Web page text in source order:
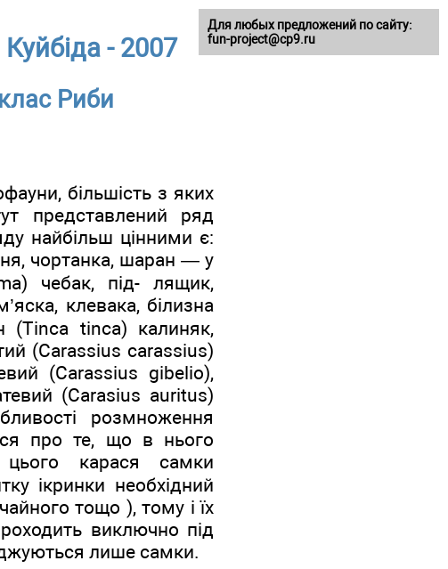
- 2007
Риби
більшість з яких
представлений ряд
найбільш цінними є:
чортанка, шаран — у
чебак, під- лящик,
клевака, білизна
(Tinca tinca) калиняк,
(Carassius carassius)
(Carassius gibelio),
(Carasius auritus)
розмноження
про те, що в нього
карася самки
ікринки необхідний
тощо ), тому і їх
виключно під
лише самки.
Для любых предложений по сайту:
fun-project@cp9.ru